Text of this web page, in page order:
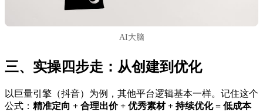
AI大脑
三、实操四步走：从创建到优化
以巨量引擎（抖音）为例，其他平台逻辑基本一样。记住这个
公式： 精准定向 + 合理出价 + 优秀素材 + 持续优化 = 低成本